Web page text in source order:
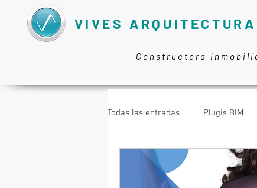
VIVES ARQUITECTURA
Constructora
Todas las entradas Plugis BIM
GESTIÓN DE PROYECTOS